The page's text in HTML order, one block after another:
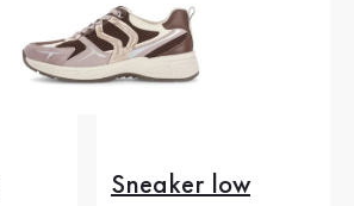
Sneaker low